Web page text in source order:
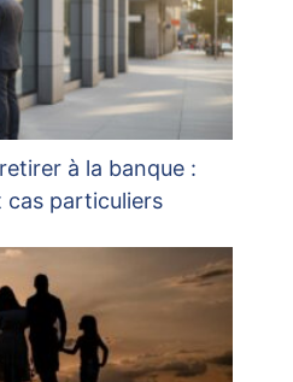
à la banque :
cas particuliers